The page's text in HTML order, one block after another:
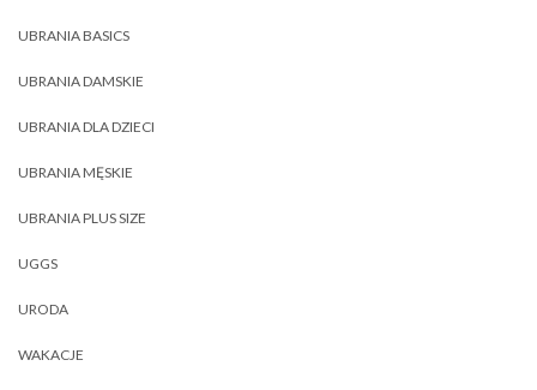
UBRANIA BASICS
UBRANIA DAMSKIE
UBRANIA DLA DZIECI
UBRANIA MĘSKIE
UBRANIA PLUS SIZE
UGGS
URODA
WAKACJE